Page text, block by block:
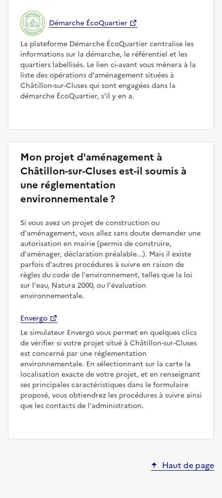
Démarche ÉcoQuartier
La plateforme Démarche ÉcoQuartier centralise les
informations sur la démarche, le référentiel et les
quartiers labellisés. Le lien ci-avant vous mènera à la
liste des opérations d'aménagement situées à
Châtillon-sur-Cluses qui sont engagées dans la
démarche ÉcoQuartier, s'il y en a.
Mon projet d'aménagement à
Châtillon-sur-Cluses est-il soumis à
une réglementation
environnementale ?
Si vous avez un projet de construction ou
d'aménagement, vous allez sans doute demander une
autorisation en mairie (permis de construire,
d'aménager, déclaration préalable...). Mais il existe
parfois d'autres procédures à suivre en raison de
règles du code de l'environnement, telles que la loi
sur l'eau, Natura 2000, ou l'évaluation
environnementale.
Envergo
Le simulateur Envergo vous permet en quelques clics
de vérifier si votre projet situé à Châtillon-sur-Cluses
est concerné par une réglementation
environnementale. En sélectionnant sur la carte la
localisation exacte de votre projet, et en renseignant
ses principales caractéristiques dans le formulaire
proposé, vous obtiendrez les procédures à suivre ainsi
que les contacts de l'administration.
Haut de page